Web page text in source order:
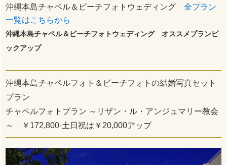
沖縄本島チャペル＆ビーチフォトウェディング全プラン
一覧はこちらから
沖縄本島チャペル＆ビーチフォトウェディング オススメプランピ
ックアップ
沖縄本島チャペルフォト＆ビーチフォトの結婚写真セット
プラン
チャペルフォトプラン ～リザン・ル・アンジュマリー教会
～ ￥172,800-土日祝は￥20,000アップ